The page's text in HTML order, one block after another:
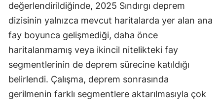
değerlendirildiğinde, 2025 Sındırgı deprem
dizisinin yalnızca mevcut haritalarda yer alan ana
fay boyunca gelişmediği, daha önce
haritalanmamış veya ikincil nitelikteki fay
segmentlerinin de deprem sürecine katıldığı
belirlendi. Çalışma, deprem sonrasında
gerilmenin farklı segmentlere aktarılmasıyla çok